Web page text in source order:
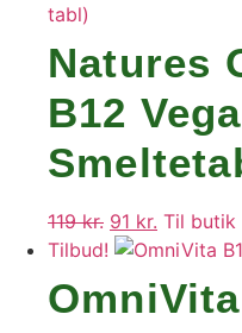
Natures
B12
119kr. Den
oprindelige
var:
91 kr. Den
aktuelle
pris
er:
Til butik
Tilbud!